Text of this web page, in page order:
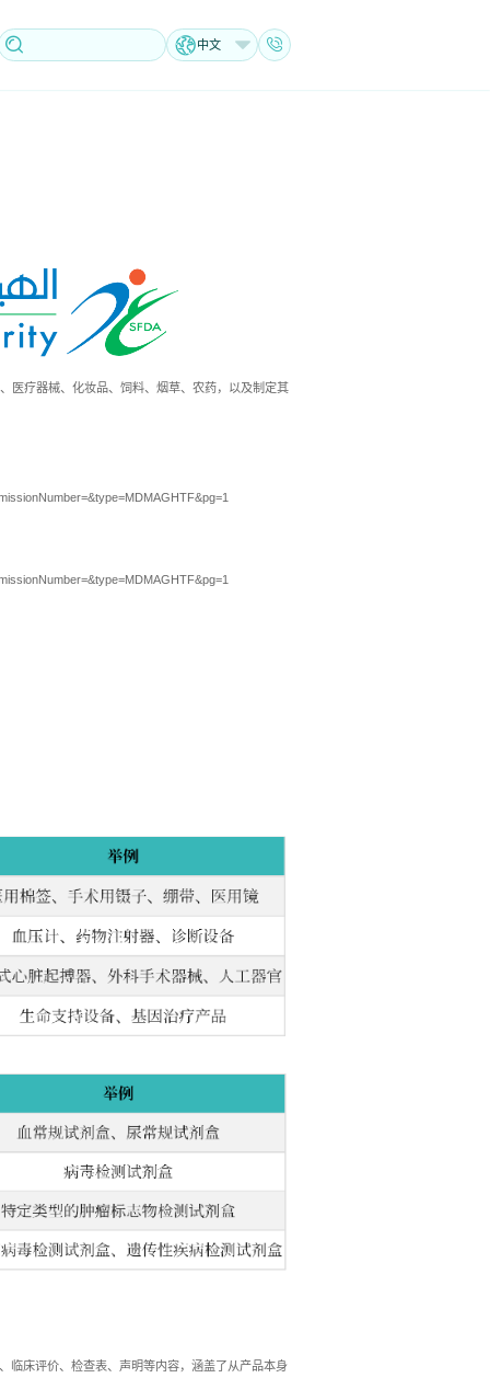
中文
医疗器械、化妆品、饲料、烟草、农药，以及制定其
临床评价、检查表、声明等内容，涵盖了从产品本身